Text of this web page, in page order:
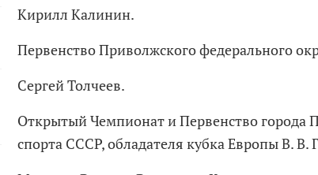
Кирилл Калинин.
Первенство Приволжского федерального
Сергей Толчеев.
Открытый Чемпионат и Первенство города
спорта СССР, обладателя кубка Европы В.